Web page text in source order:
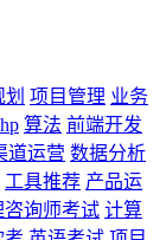
项目管理 业务
算法 前端开发
道运营 数据分析
工具推荐 产品运
咨询师考试 计算